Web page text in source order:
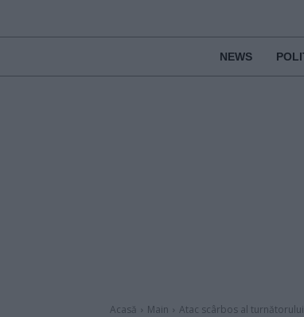
NEWS
Acasă Main Atac scârbos al